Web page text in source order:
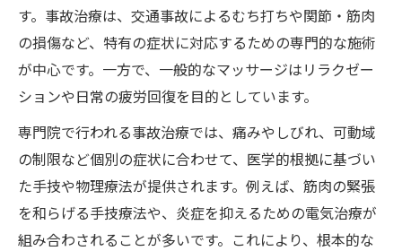
す。事故治療は、交通事故によるむち打ちや関節・筋肉
の損傷など、特有の症状に対応するための専門的な施術
が中心です。一方で、一般的なマッサージはリラクゼー
ションや日常の疲労回復を目的としています。
専門院で行われる事故治療では、痛みやしびれ、可動域
の制限など個別の症状に合わせて、医学的根拠に基づい
た手技や物理療法が提供されます。例えば、筋肉の緊張
を和らげる手技療法や、炎症を抑えるための電気治療が
組み合わされることが多いです。これにより、根本的な